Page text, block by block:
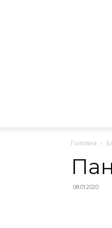
Головна
08.01.2020